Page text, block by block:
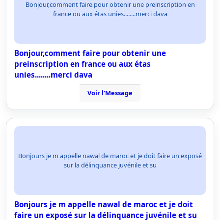
Bonjour,comment faire pour obtenir une preinscription en
france ou aux étas unies........merci dava
Bonjour,comment faire pour obtenir une
preinscription en france ou aux étas
unies........merci dava
Voir l'Message
Bonjours je m appelle nawal de maroc et je doit faire un exposé
sur la délinquance juvénile et su
Bonjours je m appelle nawal de maroc et je doit
faire un exposé sur la délinquance juvénile et su